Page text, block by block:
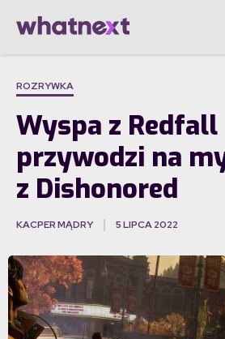
ROZRYWKA
Wyspa z Redfall
przywodzi na
z Dishonored
KACPER MĄDRY 5 LIPCA 2022